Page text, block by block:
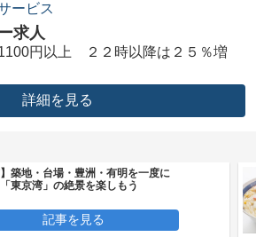
ービス
求人
円以上 ２２時以降は２５％増
詳細を見る
】築地・台場・豊洲・有明を一度に
東京湾」の絶景を楽しもう
記事を見る